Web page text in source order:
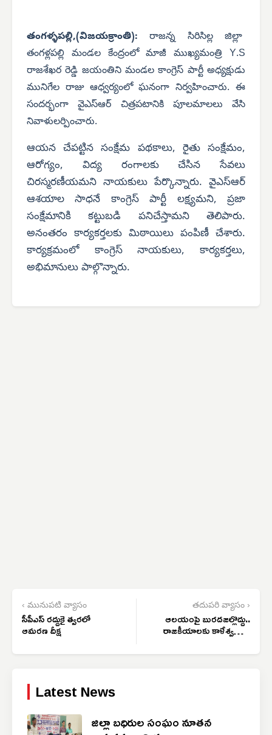
తంగళ్ళపల్లి,(విజయక్రాంతి): రాజన్న సిరిసిల్ల జిల్లా
తంగళ్లపల్లి మండల కేంద్రంలో మాజీ ముఖ్యమంత్రి Y.S
రాజశేఖర రెడ్డి జయంతిని మండల కాంగ్రెస్ పార్టీ అధ్యక్షుడు
మునిగేల రాజు ఆధ్వర్యంలో ఘనంగా నిర్వహించారు. ఈ
సందర్భంగా వైఎస్‌ఆర్ చిత్రపటానికి పూలమాలలు వేసి
నివాళులర్పించారు.
ఆయన చేపట్టిన సంక్షేమ పథకాలు, రైతు సంక్షేమం,
ఆరోగ్యం, విద్య రంగాలకు చేసిన సేవలు
చిరస్మరణీయమని నాయకులు పేర్కొన్నారు. వైఎస్‌ఆర్
ఆశయాల సాధనే కాంగ్రెస్ పార్టీ లక్ష్యమని, ప్రజా
సంక్షేమానికి కట్టుబడి పనిచేస్తామని తెలిపారు.
అనంతరం కార్యకర్తలకు మిఠాయిలు పంపిణీ చేశారు.
కార్యక్రమంలో కాంగ్రెస్ నాయకులు, కార్యకర్తలు,
అభిమానులు పాల్గొన్నారు.
‹ మునుపటి వ్యాసం
సీపీఎస్ రద్దుకై త్వరలో
ఆమరణ దీక్ష
తదుపరి వ్యాసం ›
ఆలయంపై బురదజల్లొద్దు..
రాజకీయాలకు కాళేశ్వరాన్ని
వాడొద్దు
Latest News
జిల్లా బధిరుల సంఘం నూతన